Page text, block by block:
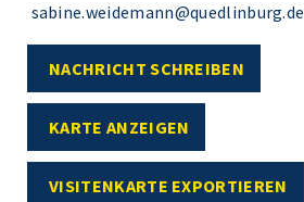
sabine.weidemann@quedlinburg.de
NACHRICHT SCHREIBEN
KARTE ANZEIGEN
VISITENKARTE EXPORTIEREN